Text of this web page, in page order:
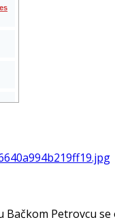
Bačkom Petrovcu